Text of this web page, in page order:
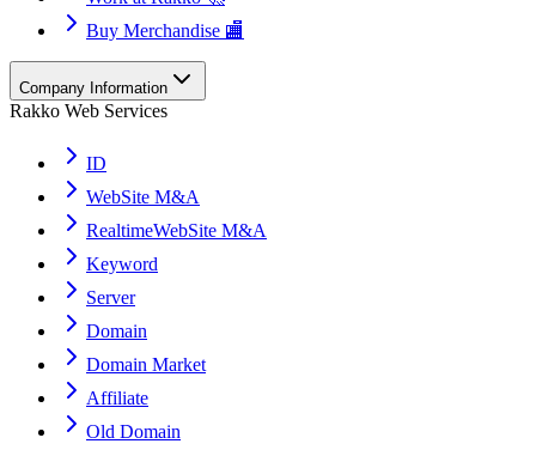
Buy Merchandise 🏬
Company Information
Rakko Web Services
ID
WebSite M&A
RealtimeWebSite M&A
Keyword
Server
Domain
Domain Market
Affiliate
Old Domain